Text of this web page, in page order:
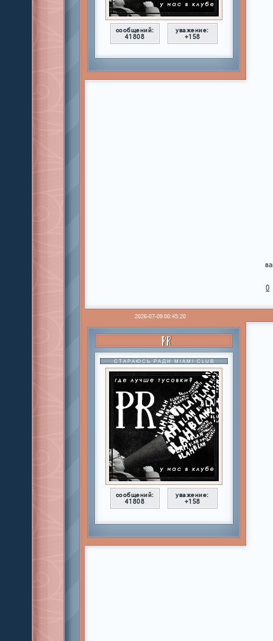
сообщений:
41808
уважение:
+158
0
2026-07-09 00:45:20
PR
СТАРАЮСЬ РАДИ MIAMI CLUB
сообщений:
41808
уважение:
+158